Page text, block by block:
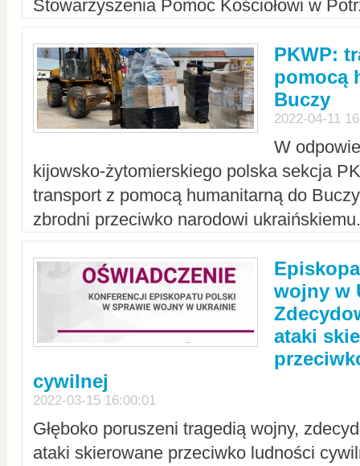
Stowarzyszenia Pomoc Kościołowi w
PKWP:
pomocą
Buczy
2022-04-11
W
kijowsko-żytomierskiego polska sekcja
transport z pomocą humanitarną do
zbrodni przeciwko narodowi
wojny w
ataki
cywilnej
2022-03-15 16:00:01
Głęboko poruszeni tragedią wojny,
ataki skierowane przeciwko ludności